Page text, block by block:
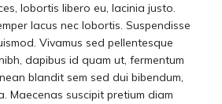
lobortis libero eu, lacinia justo.
lacus nec lobortis. Suspendisse
Vivamus sed pellentesque
dapibus id quam ut, fermentum
blandit sem sed dui bibendum,
Maecenas suscipit pretium diam